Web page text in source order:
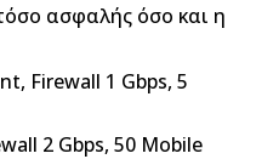
ασφαλής όσο και η
Firewall 1 Gbps, 5
2 Gbps, 50 Mobile